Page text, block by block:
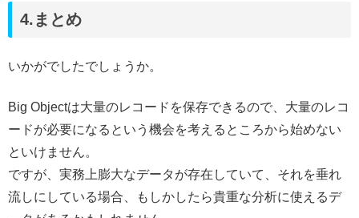
4.まとめ
いかがでしたでしょうか。
Big Objectは大量のレコードを保存できるので、大量のレコ
ードが必要になるという機会を考えるところから始めない
といけません。
ですが、実務上膨大なデータが存在していて、それを垂れ
流しにしている場合、もしかしたら貴重な分析に使えるデ